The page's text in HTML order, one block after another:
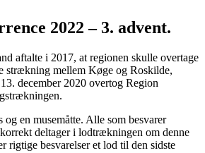
2022 – 3. advent.
aftalte i 2017, at regionen skulle overtage
strækning mellem Køge og Roskilde,
december 2020 overtog Region
en musemåtte. Alle som besvarer
deltager i lodtrækningen om denne
rigtige besvarelser et lod til den sidste